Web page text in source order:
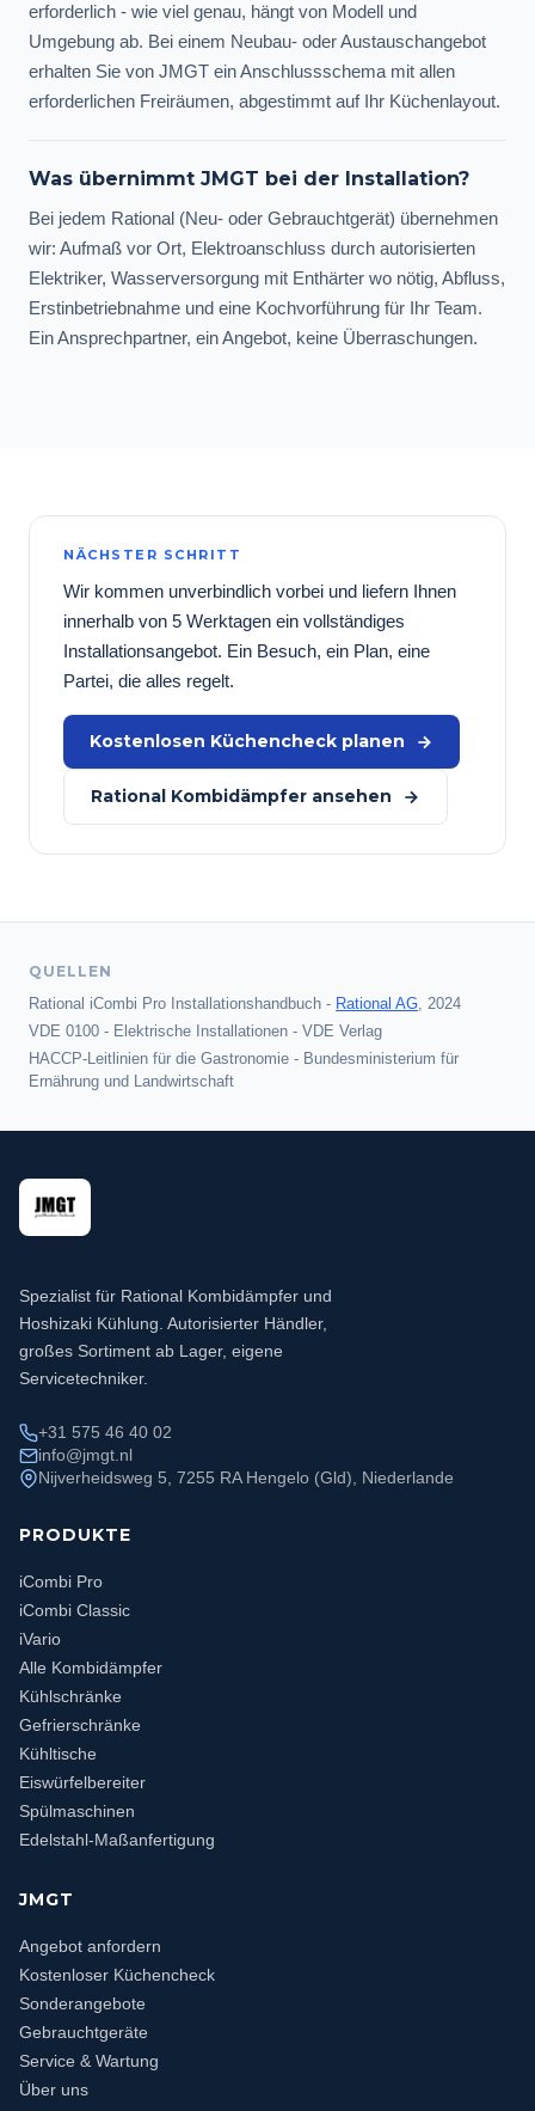
erforderlich - wie viel genau, hängt von Modell und
Umgebung ab. Bei einem Neubau- oder Austauschangebot
erhalten Sie von JMGT ein Anschlussschema mit allen
erforderlichen Freiräumen, abgestimmt auf Ihr Küchenlayout.
Was übernimmt JMGT bei der Installation?
Bei jedem Rational (Neu- oder Gebrauchtgerät) übernehmen
wir: Aufmaß vor Ort, Elektroanschluss durch autorisierten
Elektriker, Wasserversorgung mit Enthärter wo nötig, Abfluss,
Erstinbetriebnahme und eine Kochvorführung für Ihr Team.
Ein Ansprechpartner, ein Angebot, keine Überraschungen.
NÄCHSTER SCHRITT
Wir kommen unverbindlich vorbei und liefern Ihnen
innerhalb von 5 Werktagen ein vollständiges
Installationsangebot. Ein Besuch, ein Plan, eine
Partei, die alles regelt.
Kostenlosen Küchencheck planen
Rational Kombidämpfer ansehen
QUELLEN
Rational iCombi Pro Installationshandbuch - Rational AG, 2024
VDE 0100 - Elektrische Installationen - VDE Verlag
HACCP-Leitlinien für die Gastronomie - Bundesministerium für
Ernährung und Landwirtschaft
Spezialist für Rational Kombidämpfer und
Hoshizaki Kühlung. Autorisierter Händler,
großes Sortiment ab Lager, eigene
Servicetechniker.
+31 575 46 40 02
info@jmgt.nl
Nijverheidsweg 5, 7255 RA Hengelo (Gld), Niederlande
PRODUKTE
iCombi Pro
iCombi Classic
iVario
Alle Kombidämpfer
Kühlschränke
Gefrierschränke
Kühltische
Eiswürfelbereiter
Spülmaschinen
Edelstahl-Maßanfertigung
JMGT
Angebot anfordern
Kostenloser Küchencheck
Sonderangebote
Gebrauchtgeräte
Service & Wartung
Über uns